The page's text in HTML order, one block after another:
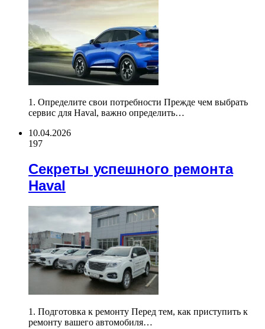
1. Определите свои потребности Прежде чем выбрать
сервис для Haval, важно определить…
10.04.2026
197
Секреты успешного ремонта
Haval
1. Подготовка к ремонту Перед тем, как приступить к
ремонту вашего автомобиля…